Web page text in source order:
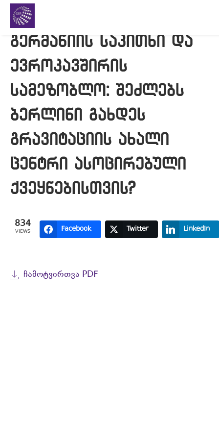
გერმანიის საკითხი და
ევროკავშირის
სამეზობლო: შეძლებს
ბერლინი გახდეს
გრავიტაციის ახალი
ცენტრი ასოცირებული
ქვეყნებისთვის?
834
VIEWS Facebook Twitter LinkedIn
ᲩᲐᲛᲝᲢᲕᲘᲠᲗᲕᲐ PDF